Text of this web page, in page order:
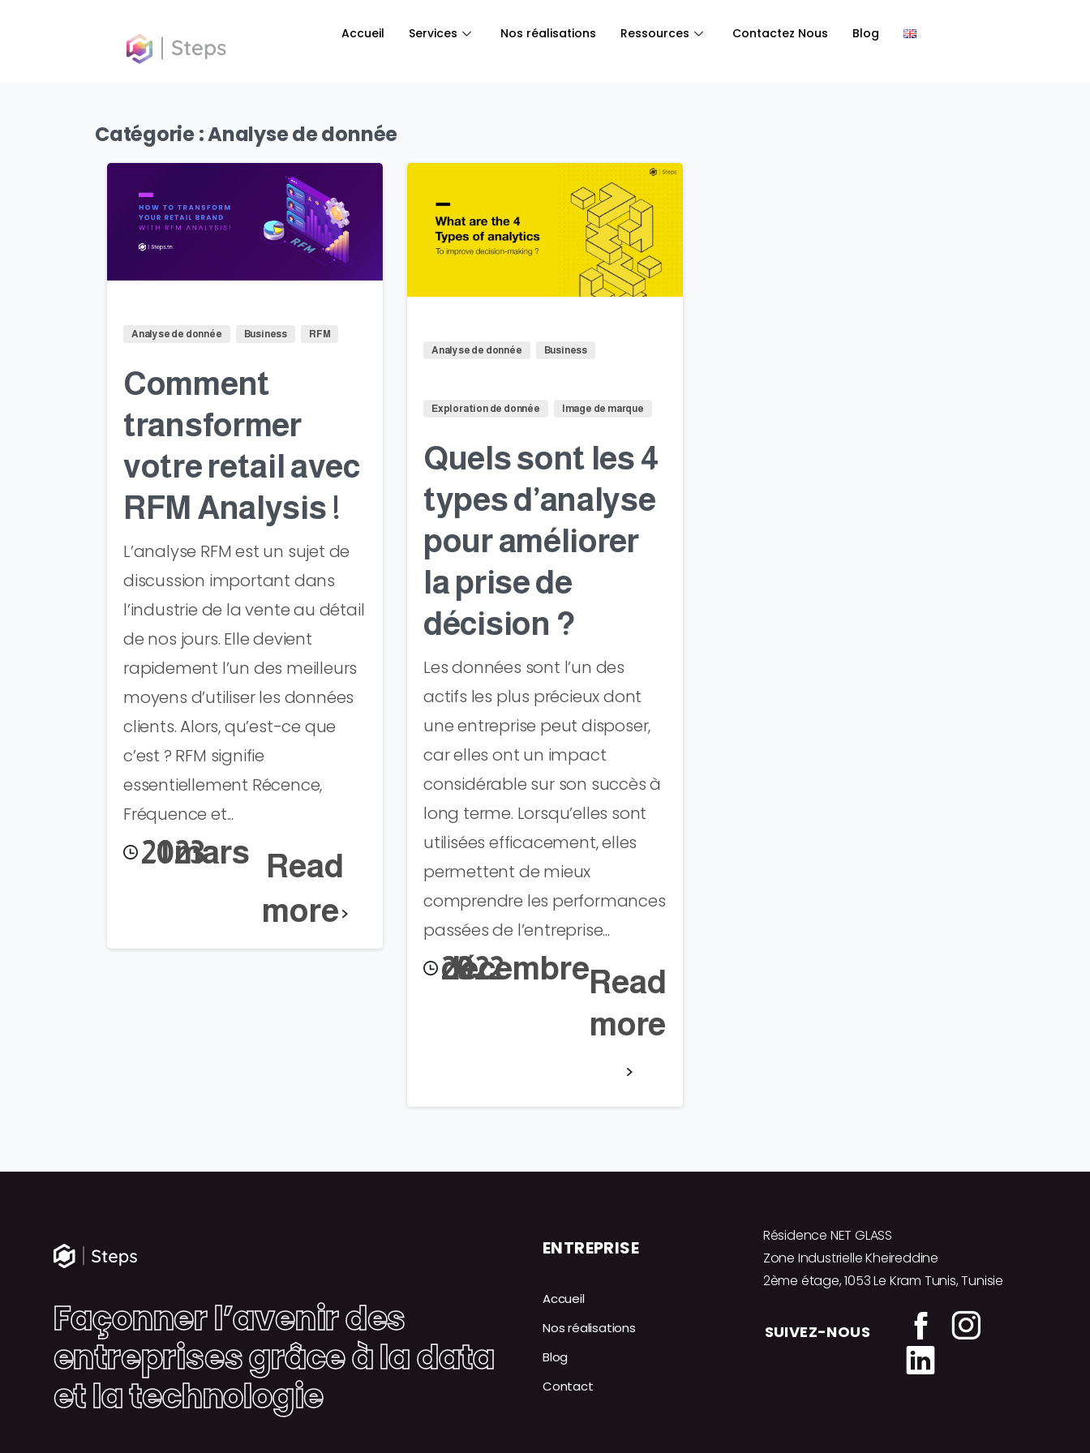
principal
Accueil Services Nos réalisations Ressources Contactez Nous Blog
Catégorie :Analyse de donnée
Analyse de donnée Business RFM
Comment
transformer
votre retail avec
RFM Analysis !
L’analyse RFM est un sujet de
discussion important dans
l’industrie de la vente au détail
de nos jours. Elle devient
rapidement l’un des meilleurs
moyens d’utiliser les données
clients. Alors, qu’est-ce que
c’est ? RFM signifie
essentiellement Récence,
Fréquence et...
21 mars 2023
Read
more
0
Analyse de donnée Business
Exploration de donnée Image de marque
Quels sont les 4
types d’analyse
pour améliorer
la prise de
décision ?
Les données sont l’un des
actifs les plus précieux dont
une entreprise peut disposer,
car elles ont un impact
considérable sur son succès à
long terme. Lorsqu’elles sont
utilisées efficacement, elles
permettent de mieux
comprendre les performances
passées de l’entreprise...
23 décembre 2022
Read
more
Façonner l’avenir des
entreprises grâce à la data
et la technologie
ENTREPRISE
Accueil
Nos réalisations
Blog
Contact
Résidence NET GLASS
Zone Industrielle Kheireddine
2ème étage, 1053 Le Kram Tunis, Tunisie
SUIVEZ-NOUS